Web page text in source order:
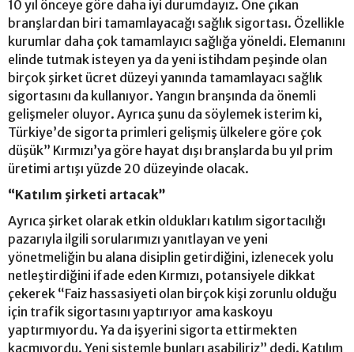
10 yıl önceye göre daha iyi durumdayız. Öne çıkan
branşlardan biri tamamlayacağı sağlık sigortası. Özellikle
kurumlar daha çok tamamlayıcı sağlığa yöneldi. Elemanını
elinde tutmak isteyen ya da yeni istihdam peşinde olan
birçok şirket ücret düzeyi yanında tamamlayacı sağlık
sigortasını da kullanıyor. Yangın branşında da önemli
gelişmeler oluyor. Ayrıca şunu da söylemek isterim ki,
Türkiye’de sigorta primleri gelişmiş ülkelere göre çok
düşük” Kırmızı’ya göre hayat dışı branşlarda bu yıl prim
üretimi artışı yüzde 20 düzeyinde olacak.
“Katılım şirketi artacak”
Ayrıca şirket olarak etkin oldukları katılım sigortacılığı
pazarıyla ilgili sorularımızı yanıtlayan ve yeni
yönetmeliğin bu alana disiplin getirdiğini, izlenecek yolu
netleştirdiğini ifade eden Kırmızı, potansiyele dikkat
çekerek “Faiz hassasiyeti olan birçok kişi zorunlu olduğu
için trafik sigortasını yaptırıyor ama kaskoyu
yaptırmıyordu. Ya da işyerini sigorta ettirmekten
kaçmıyordu. Yeni sistemle bunları aşabiliriz” dedi. Katılım